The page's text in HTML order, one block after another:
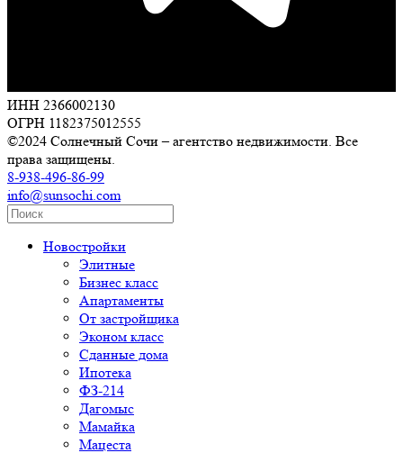
ИНН 2366002130
ОГРН 1182375012555
©2024 Солнечный Сочи – агентство недвижимости. Все
права защищены.
8-938-496-86-99
info@sunsochi.com
Новостройки
Элитные
Бизнес класс
Апартаменты
От застройщика
Эконом класс
Сданные дома
Ипотека
ФЗ-214
Дагомыс
Мамайка
Мацеста